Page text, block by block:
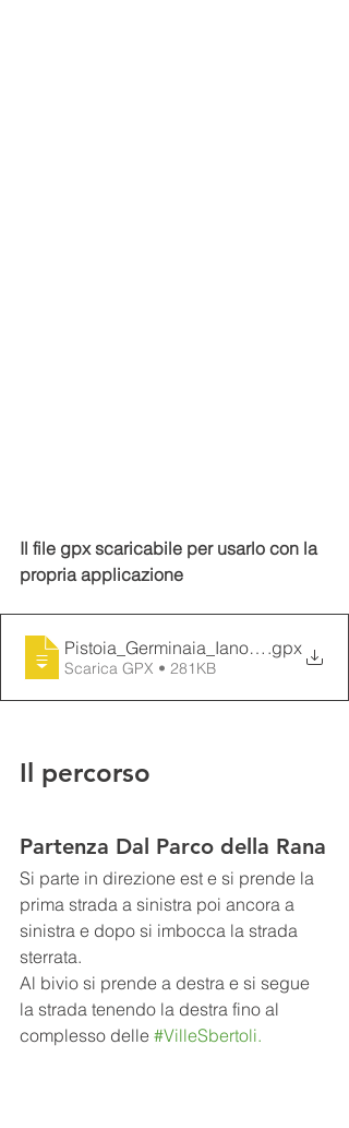
Il file gpx scaricabile per usarlo con la
propria applicazione
Pistoia_Germinaia_Iano_Valdibrana_
.gpx
Scarica GPX • 281KB
Il percorso
Partenza Dal Parco della Rana
Si parte in direzione est e si prende la
prima strada a sinistra poi ancora a
sinistra e dopo si imbocca la strada
sterrata.
Al bivio si prende a destra e si segue
la strada tenendo la destra fino al
complesso delle #VilleSbertoli.